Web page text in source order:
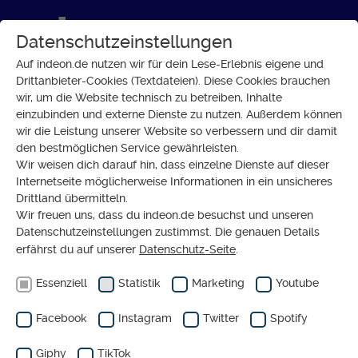
BUNDESTAGSWAHL
Was wir im
Wahlkampf
gelernt
haben
27.09.2021
Der Wahlkampf hatte
Datenschutzeinstellungen
Auf indeon.de nutzen wir für dein Lese-Erlebnis eigene und
Drittanbieter-Cookies (Textdateien). Diese Cookies brauchen
wir, um die Website technisch zu betreiben, Inhalte
einzubinden und externe Dienste zu nutzen. Außerdem können
wir die Leistung unserer Website so verbessern und dir damit
den bestmöglichen Service gewährleisten.
Wir weisen dich darauf hin, dass einzelne Dienste auf dieser
Internetseite möglicherweise Informationen in ein unsicheres
Drittland übermitteln.
Wir freuen uns, dass du indeon.de besuchst und unseren
Datenschutzeinstellungen zustimmst. Die genauen Details
erfährst du auf unserer Datenschutz-Seite
Essenziell Statistik Marketing Youtube
Facebook Instagram Twitter Spotify
Giphy TikTok